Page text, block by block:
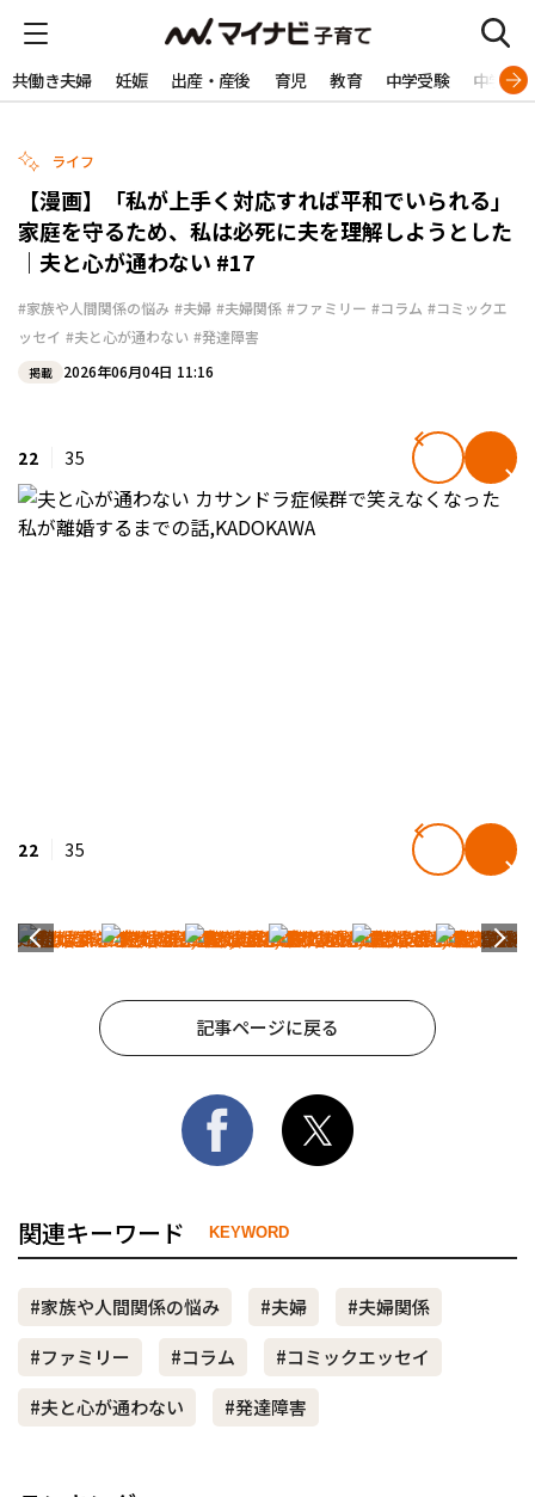
共働き夫婦 妊娠 出産・産後 育児 教育 中学受験 中学生
ライフ
【漫画】「私が上手く対応すれば平和でいられる」
家庭を守るため、私は必死に夫を理解しようとした
｜夫と心が通わない #17
#家族や人間関係の悩み #夫婦 #夫婦関係 #ファミリー #コラム #コミックエ
ッセイ #夫と心が通わない #発達障害
掲載 2026年06月04日 11:16
22 35
22 35
記事ページに戻る
関連キーワード KEYWORD
#家族や人間関係の悩み #夫婦
#夫婦関係
#ファミリー
#コラム
#コミックエッセイ
#夫と心が通わない
#発達障害